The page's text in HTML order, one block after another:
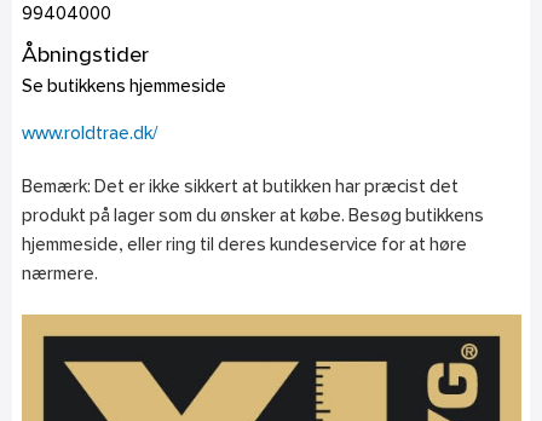
99404000
Åbningstider
Se butikkens hjemmeside
www.roldtrae.dk/
Bemærk: Det er ikke sikkert at butikken har præcist det
produkt på lager som du ønsker at købe. Besøg butikkens
hjemmeside, eller ring til deres kundeservice for at høre
nærmere.